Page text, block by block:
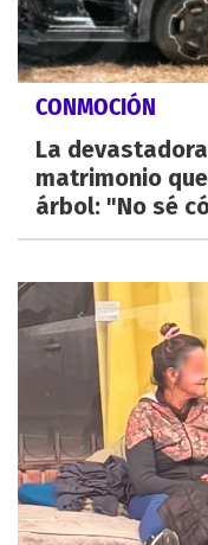
CONMOCIÓN
La
matrimonio
árbol: "No sé